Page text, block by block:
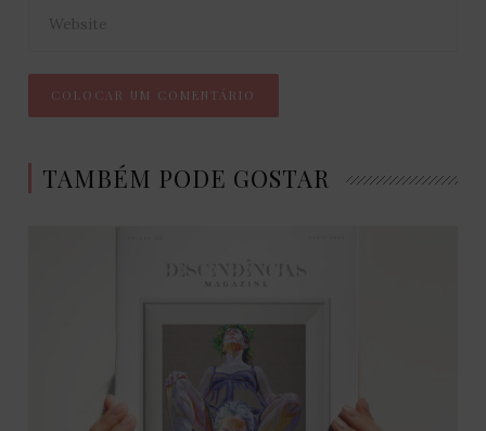
TAMBÉM PODE GOSTAR